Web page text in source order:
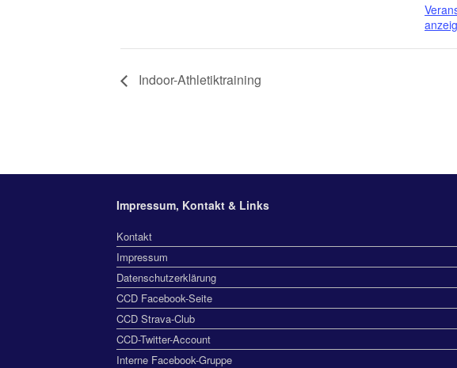
Indoor-Athletiktraining
Impressum, Kontakt & Links
Kontakt
Impressum
Datenschutzerklärung
CCD Facebook-Seite
CCD Strava-Club
CCD-Twitter-Account
Interne Facebook-Gruppe